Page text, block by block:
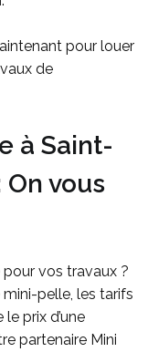
pour louer
de
à Saint-
vous
vos travaux ?
pelle, les tarifs
prix d’une
partenaire Mini